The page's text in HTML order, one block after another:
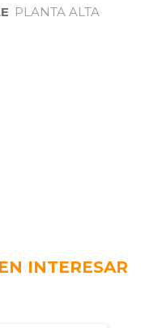
PLANTA ALTA
INTERESAR